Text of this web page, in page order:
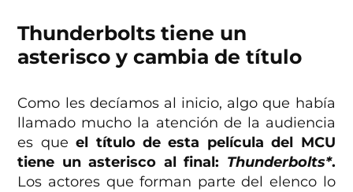
Thunderbolts tiene un
asterisco y cambia de título
Como les decíamos al inicio, algo que había
llamado mucho la atención de la audiencia
es queel título de esta película del MCU
tiene un asterisco al final: Thunderbolts*.
Los actores que forman parte del elenco lo